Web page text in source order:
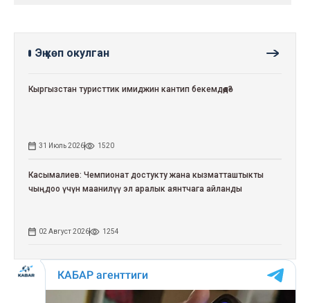
Эң көп окулган
Кыргызстан туристтик имиджин кантип бекемдөөдө?
31 Июль 2026 1520
Касымалиев: Чемпионат достукту жана кызматташтыкты
чыңдоо үчүн маанилүү эл аралык аянтчага айланды
02 Август 2026 1254